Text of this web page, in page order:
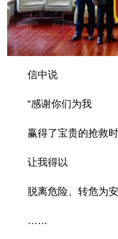
信中说
“感谢你们为我
赢得了宝贵的抢救
让我得以
脱离危险、转危为安
……